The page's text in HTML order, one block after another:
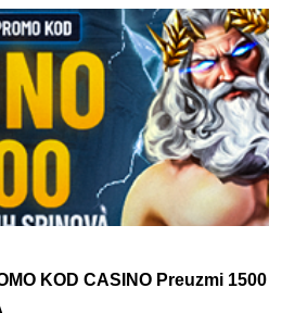
KOD CASINO Preuzmi 1500